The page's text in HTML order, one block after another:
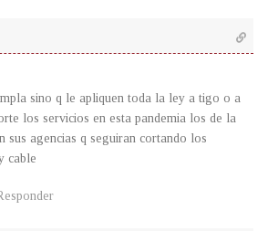
sino q le apliquen toda la ley a tigo o a
los servicios en esta pandemia los de la
sus agencias q seguiran cortando los
cable